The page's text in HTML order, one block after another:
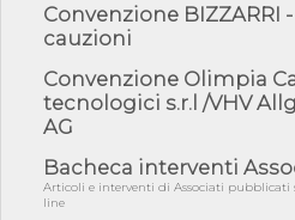
05/08/26 - SAVE THE DATE:
05/08/26 - Successo OICE per il
di Reg...
Campa...
04/08/26 - DL PA: previste
per ...
Convenzione BIZZARRI
cauzioni
Convenzione Olimpia
tecnologici s.r.l /VHV
AG
Bacheca interventi
Articoli e interventi di Associati
line